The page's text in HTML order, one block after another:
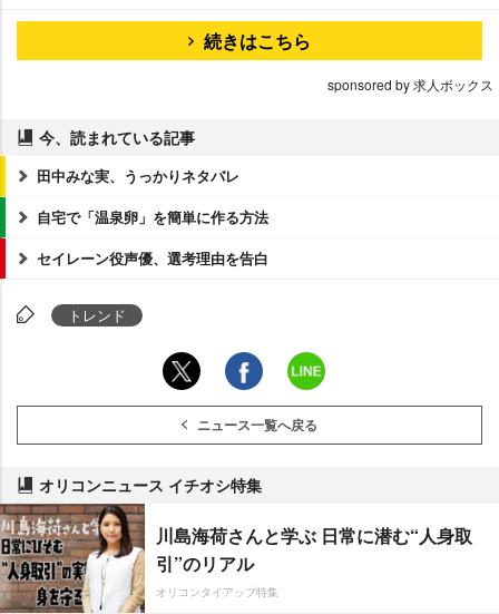
続きはこちら
sponsored by 求人ボックス
今、読まれている記事
田中みな実、うっかりネタバレ
自宅で「温泉卵」を簡単に作る方法
セイレーン役声優、選考理由を告白
トレンド
ニュース一覧へ戻る
オリコンニュース イチオシ特集
川島海荷さんと学ぶ 日常に潜む“人身取
引”のリアル
オリコンタイアップ特集